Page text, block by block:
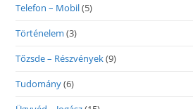
Telefon – Mobil(5)
Történelem (3)
Tőzsde – Részvények(9)
Tudomány(6)